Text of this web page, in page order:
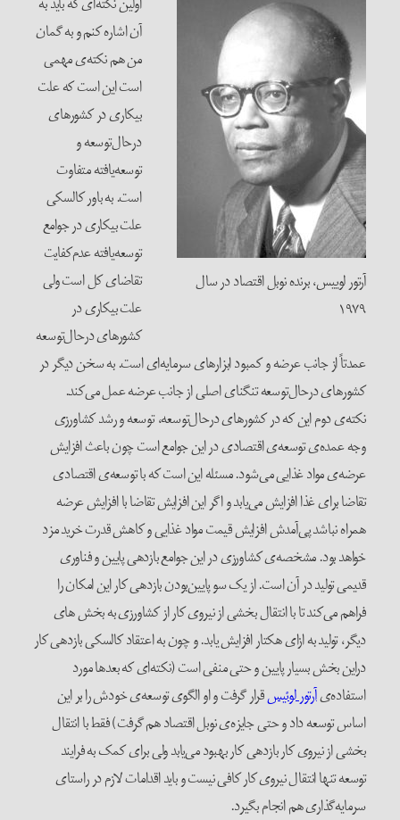
آرتور لوییس، برنده نوبل اقتصاد در سال
۱۹۷۹
آن اشاره کنم و به گمان
من هم نکته‌ی مهمی
است این است که علت
بیکاری در کشورهای
درحال‌توسعه و
توسعه‌یافته متفاوت
است. به باور کالسکی
علت بیکاری در جوامع
توسعه‌یافته عدم‌کفایت
تقاضای کل است ولی
علت بیکاری در
کشورهای درحال‌توسعه
عمدتاً از جانب عرضه و کمبود ابزارهای سرمایه‌ای است. به سخن دیگر در
کشورهای درحال‌توسعه تنگنای اصلی از جانب عرضه عمل می‌کند.
نکته‌ی دوم این که در کشورهای درحال‌توسعه، توسعه و رشد کشاورزی
وجه عمده‌ی توسعه‌ی اقتصادی در این جوامع است چون باعث افزایش
عرضه‌ی مواد غذایی می‌شود. مسئله این است که با توسعه‌ی اقتصادی
تقاضا برای غذا افزایش می‌یابد و اگر این افزایش تقاضا با افزایش عرضه
همراه نباشد پی‌آمدش افزایش قیمت مواد غذایی و کاهش قدرت خرید مزد
خواهد بود. مشخصه‌ی کشاورزی در این جوامع بازدهی پایین و فناوری
قدیمی تولید در آن است. از یک سو پایین‌بودن بازدهی کار این امکان را
فراهم می‌کند تا با انتقال بخشی از نیروی کار از کشاورزی به بخش های
دیگر، تولید به ازای هکتار افزایش یابد. و چون به اعتقاد کالسکی بازدهی کار
دراین بخش بسیار پایین و حتی منفی است (نکته‌ای که بعدها مورد
استفاده‌یآرتور لوئیسقرار گرفت و او الگوی توسعه‌ی خودش را بر این
اساس توسعه داد و حتی جایزه‌ی نوبل اقتصاد هم گرفت) فقط با انتقال
بخشی از نیروی کار بازدهی کار بهبود می‌یابد ولی برای کمک به فرایند
توسعه تنها انتقال نیروی کار کافی نیست و باید اقدامات لازم در راستای
سرمایه‌گذاری هم انجام بگیرد.